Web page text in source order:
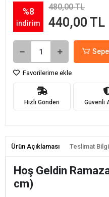
%8
indirim
480,00 TL
440,00 TL
Favorilerime ekle
Hızlı Gönderi Güvenli
Ürün Açıklaması Teslimat
Hoş Geldin
cm)